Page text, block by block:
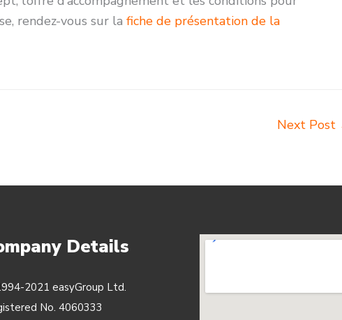
rendez-vous sur la fiche de présentation de la
Next Post
Details
2021 easyGroup Ltd.
No. 4060333